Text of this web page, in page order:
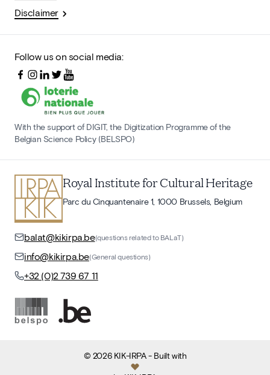
Disclaimer
Follow us on social media:
With the support of DIGIT, the Digitization Programme of the
Belgian Science Policy (BELSPO)
Royal Institute for Cultural Heritage
Parc du Cinquantenaire 1, 1000 Brussels, Belgium
balat@kikirpa.be(questions related to BALaT)
info@kikirpa.be(General questions)
+32 (0)2 739 67 11
© 2026 KIK-IRPA- Built with